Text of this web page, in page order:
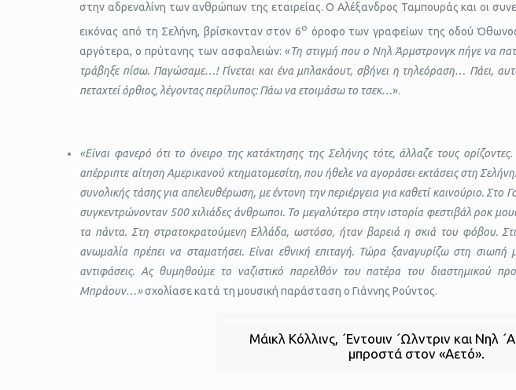
στην αδρεναλίνη των ανθρώπων της εταιρείας. Ο Αλέξανδρος Ταμπουράς και οι
εικόνας από τη Σελήνη, βρίσκονταν στον 6ο όροφο των γραφείων της οδού
αργότερα, ο πρύτανης των ασφαλειών: «Τη στιγμή που ο Νηλ Άρμστρονγκ πήγε να
τράβηξε πίσω. Παγώσαμε…! Γίνεται και ένα μπλακάουτ, σβήνει η τηλεόραση… Πάει,
πεταχτεί όρθιος, λέγοντας περίλυπος: Πάω να ετοιμάσω το τσεκ…».
«Είναι φανερό ότι το όνειρο της κατάκτησης της Σελήνης τότε, άλλαζε τους
απέρριπτε αίτηση Αμερικανού κτηματομεσίτη, που ήθελε να αγοράσει εκτάσεις στη
συνολικής τάσης για απελευθέρωση, με έντονη την περιέργεια για καθετί καινούριο.
συγκεντρώνονταν 500 χιλιάδες άνθρωποι. Το μεγαλύτερο στην ιστορία φεστιβάλ ροκ
τα πάντα. Στη στρατοκρατούμενη Ελλάδα, ωστόσο, ήταν βαρειά η σκιά του φόβου.
ανωμαλία πρέπει να σταματήσει. Είναι εθνική επιταγή. Τώρα ξαναγυρίζω στη
αντιφάσεις. Ας θυμηθούμε το ναζιστικό παρελθόν του πατέρα του διαστημικού
Μπράουν…»σχολίασε κατά τη μουσική παράσταση ο Γιάννης Ρούντος.
Μάικλ Κόλλινς, ´Εντουιν ´Ωλντριν και Νηλ
μπροστά στον «Αετό».